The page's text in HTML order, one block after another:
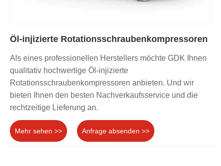
Öl-injizierte Rotationsschraubenkompressoren
Als eines professionellen Herstellers möchte GDK Ihnen
qualitativ hochwertige Öl-injizierte
Rotationsschraubenkompressoren anbieten. Und wir
bieten Ihnen den besten Nachverkaufsservice und die
rechtzeitige Lieferung an.
Mehr sehen >> Anfrage absenden >>